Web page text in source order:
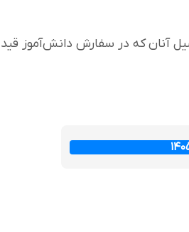
آنان که در سفارش دانش‌آموز قید